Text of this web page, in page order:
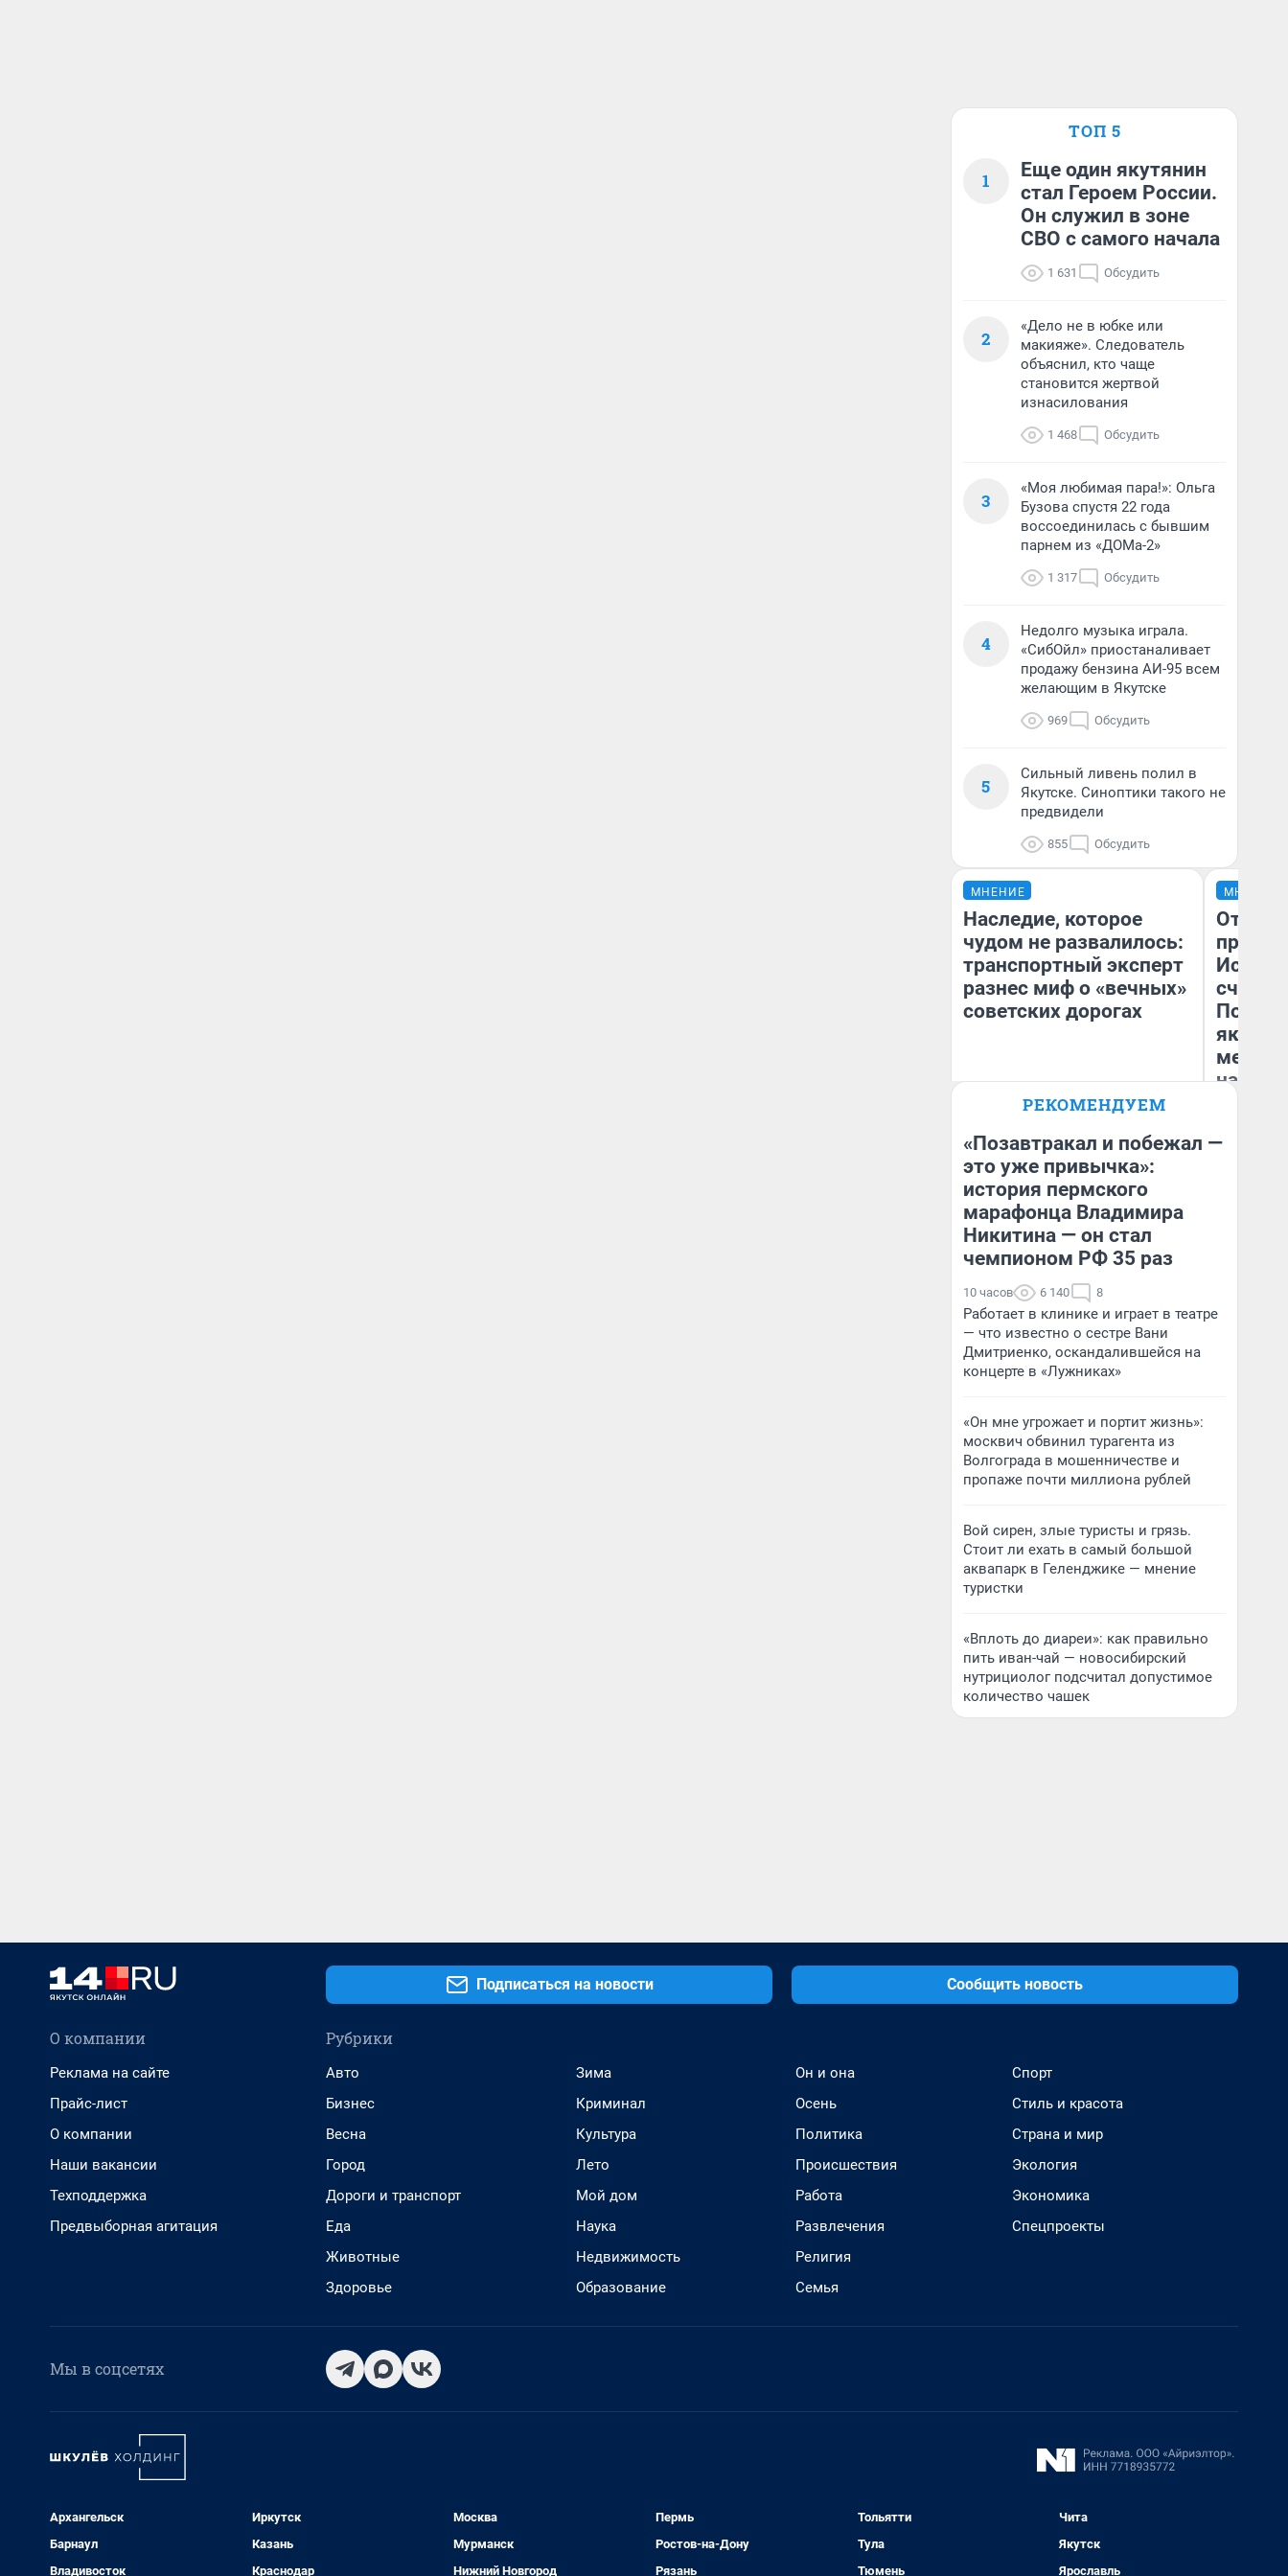
ТОП 5
1
Еще один якутянин
стал Героем России.
Он служил в зоне
СВО с самого начала
1 631 Обсудить
2
«Дело не в юбке или
макияже». Следователь
объяснил, кто чаще
становится жертвой
изнасилования
1 468 Обсудить
3
«Моя любимая пара!»: Ольга
Бузова спустя 22 года
воссоединилась с бывшим
парнем из «ДОМа-2»
1 317 Обсудить
4
Недолго музыка играла.
«СибОйл» приостаналивает
продажу бензина АИ-95 всем
желающим в Якутске
969 Обсудить
5
Сильный ливень полил в
Якутске. Синоптики такого не
предвидели
855 Обсудить
МНЕНИЕ
Наследие, которое
чудом не развалилось:
транспортный эксперт
разнес миф о «вечных»
советских дорогах
Блогер, предприниматель,
бизнесе
МНЕНИЕ
метр
РЕКОМЕНДУЕМ
«Позавтракал и побежал —
это уже привычка»:
история пермского
марафонца Владимира
Никитина — он стал
чемпионом РФ 35 раз
10 часов 6 140 8
Работает в клинике и играет в театре
— что известно о сестре Вани
Дмитриенко, оскандалившейся на
концерте в «Лужниках»
«Он мне угрожает и портит жизнь»:
москвич обвинил турагента из
Волгограда в мошенничестве и
пропаже почти миллиона рублей
Вой сирен, злые туристы и грязь.
Стоит ли ехать в самый большой
аквапарк в Геленджике — мнение
туристки
«Вплоть до диареи»: как правильно
пить иван-чай — новосибирский
нутрициолог подсчитал допустимое
количество чашек
Подписаться на новости Сообщить новость
О компании
Реклама на сайте
Прайс-лист
О компании
Наши вакансии
Техподдержка
Предвыборная агитация
Рубрики
Авто
Бизнес
Весна
Город
Дороги и транспорт
Еда
Животные
Здоровье
Зима
Криминал
Культура
Лето
Мой дом
Наука
Недвижимость
Образование
Он и она
Осень
Политика
Происшествия
Работа
Развлечения
Религия
Семья
Спорт
Стиль и красота
Страна и мир
Экология
Экономика
Спецпроекты
Мы в соцсетях
Архангельск
Барнаул
Владивосток
Иркутск
Казань
Краснодар
Москва
Мурманск
Нижний Новгород
Пермь
Ростов-на-Дону
Рязань
Тольятти
Тула
Тюмень
Чита
Якутск
Ярославль